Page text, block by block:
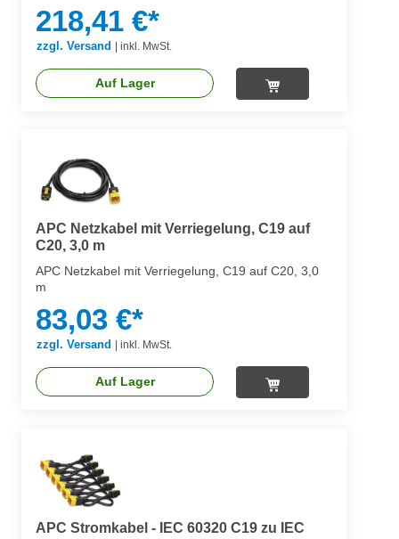
218,41 €*
zzgl. Versand inkl. MwSt.
Auf Lager
APC Netzkabel mit Verriegelung, C19 auf
C20, 3,0 m
APC Netzkabel mit Verriegelung, C19 auf C20, 3,0
m
83,03 €*
zzgl. Versand inkl. MwSt.
Auf Lager
APC Stromkabel - IEC 60320 C19 zu IEC